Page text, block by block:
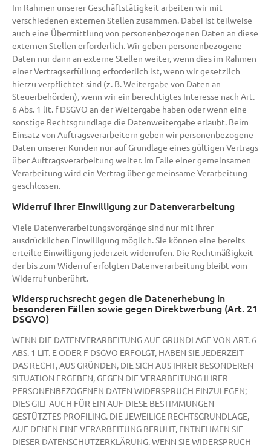
Im Rahmen unserer Geschäftstätigkeit arbeiten wir mit
verschiedenen externen Stellen zusammen. Dabei ist teilweise
auch eine Übermittlung von personenbezogenen Daten an diese
externen Stellen erforderlich. Wir geben personenbezogene
Daten nur dann an externe Stellen weiter, wenn dies im Rahmen
einer Vertragserfüllung erforderlich ist, wenn wir gesetzlich
hierzu verpflichtet sind (z. B. Weitergabe von Daten an
Steuerbehörden), wenn wir ein berechtigtes Interesse nach Art.
6 Abs. 1 lit. f DSGVO an der Weitergabe haben oder wenn eine
sonstige Rechtsgrundlage die Datenweitergabe erlaubt. Beim
Einsatz von Auftragsverarbeitern geben wir personenbezogene
Daten unserer Kunden nur auf Grundlage eines gültigen Vertrags
über Auftragsverarbeitung weiter. Im Falle einer gemeinsamen
Verarbeitung wird ein Vertrag über gemeinsame Verarbeitung
geschlossen.
Widerruf Ihrer Einwilligung zur Datenverarbeitung
Viele Datenverarbeitungsvorgänge sind nur mit Ihrer
ausdrücklichen Einwilligung möglich. Sie können eine bereits
erteilte Einwilligung jederzeit widerrufen. Die Rechtmäßigkeit
der bis zum Widerruf erfolgten Datenverarbeitung bleibt vom
Widerruf unberührt.
Widerspruchsrecht gegen die Datenerhebung in
besonderen Fällen sowie gegen Direktwerbung (Art. 21
DSGVO)
WENN DIE DATENVERARBEITUNG AUF GRUNDLAGE VON ART. 6
ABS. 1 LIT. E ODER F DSGVO ERFOLGT, HABEN SIE JEDERZEIT
DAS RECHT, AUS GRÜNDEN, DIE SICH AUS IHRER BESONDEREN
SITUATION ERGEBEN, GEGEN DIE VERARBEITUNG IHRER
PERSONENBEZOGENEN DATEN WIDERSPRUCH EINZULEGEN;
DIES GILT AUCH FÜR EIN AUF DIESE BESTIMMUNGEN
GESTÜTZTES PROFILING. DIE JEWEILIGE RECHTSGRUNDLAGE,
AUF DENEN EINE VERARBEITUNG BERUHT, ENTNEHMEN SIE
DIESER DATENSCHUTZERKLÄRUNG. WENN SIE WIDERSPRUCH